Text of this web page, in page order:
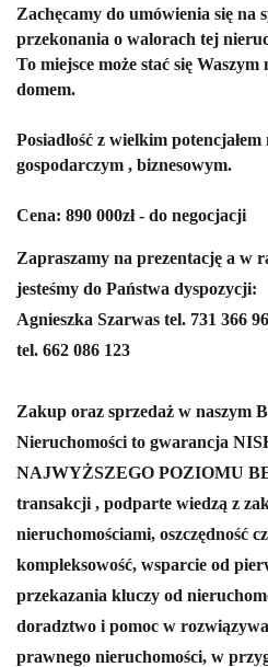
Zachęcamy do umówienia się na
przekonania o walorach tej
To miejsce może stać się
domem.
Posiadłość z wielkim
gospodarczym , biznesowym.
Cena: 890 000zł - do negocjacji
Zapraszamy na prezentację a w
jesteśmy do Państwa dyspozycji:
Agnieszka Szarwas tel. 731 366
tel. 662 086 123
Zakup oraz sprzedaż w naszym
Nieruchomości to gwarancja
NAJWYŻSZEGO POZIOMU
transakcji , podparte wiedzą z
nieruchomościami, oszczędność
kompleksowość, wsparcie od
przekazania kluczy od
doradztwo i pomoc w
prawnego nieruchomości, w